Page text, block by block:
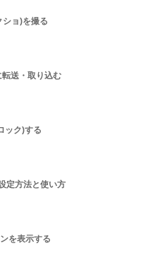
ョ)を撮る
送・取り込む
ック)する
定方法と使い方
を表示する